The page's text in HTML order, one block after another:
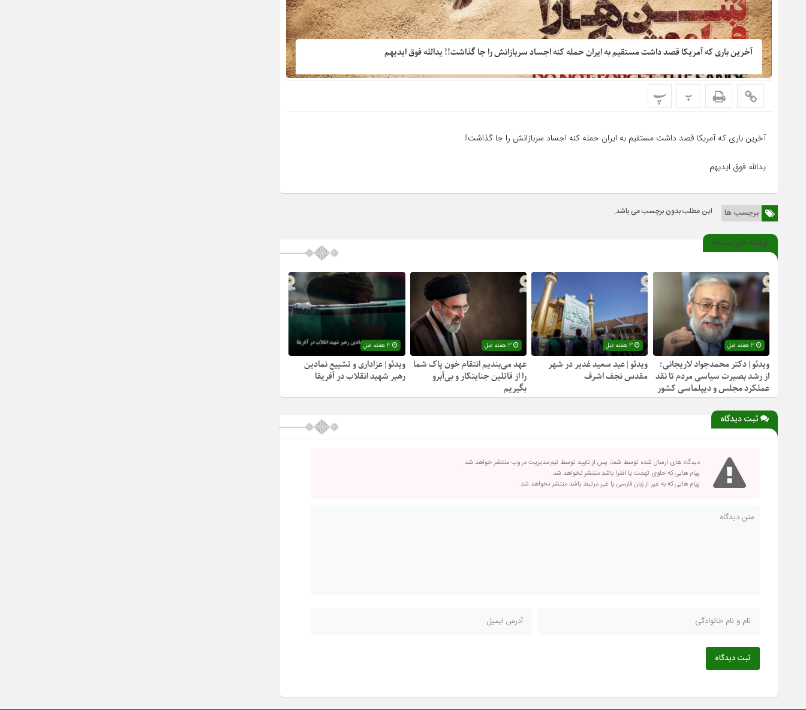
آخرین باری که آمریکا قصد داشت مستقیم به ایران حمله کنه اجساد سربازانش را جا گذاشت!! یدالله فوق ایدیهم
پ پ
آخرین باری که آمریکا قصد داشت مستقیم به ایران حمله کنه اجساد سربازانش را جا گذاشت!!
یدالله فوق ایدیهم
برچسب ها این مطلب بدون برچسب می باشد.
نوشته های مشابه
3 هفته قبل
ویدئو | دکتر محمدجواد لاریجانی:
از رشد بصیرت سیاسی مردم تا نقد
عملکرد مجلس و دیپلماسی کشور
3 هفته قبل
ویدئو | عید سعید غدیر در شهر
مقدس نجف اشرف
3 هفته قبل
عهد می‌بندیم انتقام خون پاک شما
را از قاتلین جنایتکار و بی‌آبرو
بگیریم
3 هفته قبل
ویدئو | عزاداری و تشییع نمادین
رهبر شهید انقلاب در آفریقا
ثبت دیدگاه
دیدگاه های ارسال شده توسط شما، پس از تایید توسط تیم مدیریت در وب منتشر خواهد شد.
پیام هایی که حاوی تهمت یا افترا باشد منتشر نخواهد شد.
پیام هایی که به غیر از زبان فارسی یا غیر مرتبط باشد منتشر نخواهد شد.
ثبت دیدگاه